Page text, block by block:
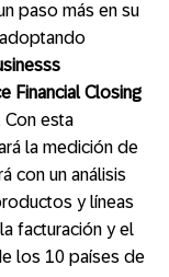
paso más en su
Financial Closing
Con esta
la medición de
con un análisis
y líneas
facturación y el
los 10 países de